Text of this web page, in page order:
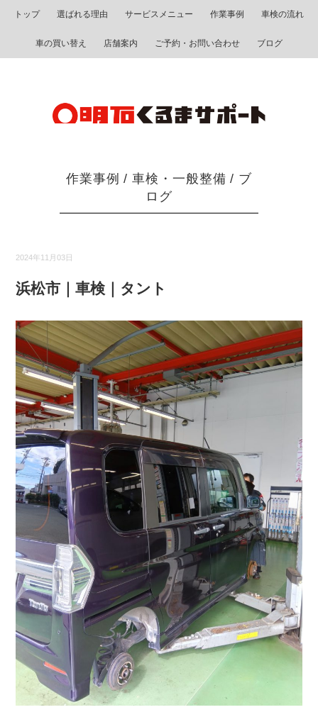
トップ 選ばれる理由 サービスメニュー 作業事例 車検の流れ
車の買い替え 店舗案内 ご予約・お問い合わせ ブログ
作業事例 /車検・一般整備 / ブ
ログ
2024年11月03日
浜松市｜車検｜タント